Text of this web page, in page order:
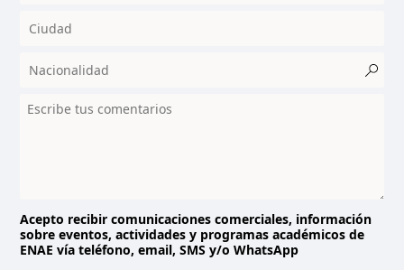
u
t
y
t
e
d
Acepto recibir comunicaciones comerciales, información
sobre eventos, actividades y programas académicos de
ENAE vía teléfono, email, SMS y/o WhatsApp